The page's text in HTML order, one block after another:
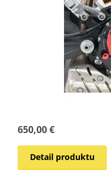
650,00 €
Detail produktu